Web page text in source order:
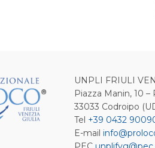
UNPLI FRIULI
Piazza Manin, 10 –
33033 Codroipo
Tel +39 0432
E-mail